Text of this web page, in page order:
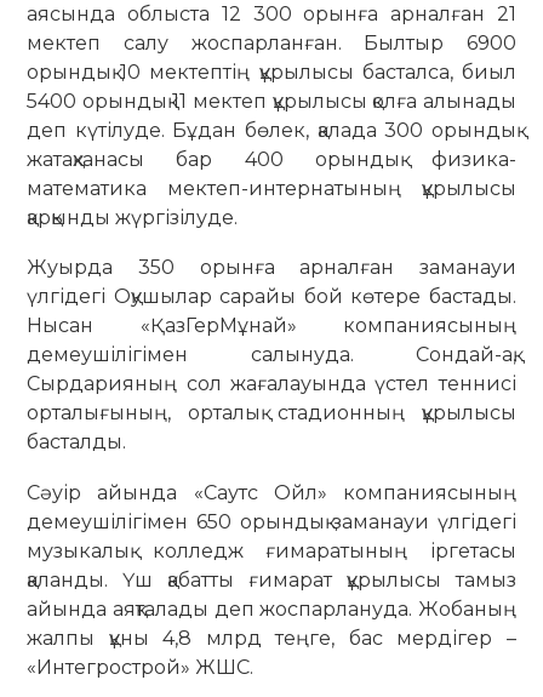
аясында облыста 12 300 орынға арналған 21
мектеп салу жоспарланған. Былтыр 6900
орындық 10 мектептің құрылысы басталса, биыл
5400 орындық 11 мектеп құрылысы қолға алынады
деп күтілуде. Бұдан бөлек, қалада 300 орындық
жатақханасы бар 400 орындық физика-
математика мектеп-интернатының құрылысы
қарқынды жүргізілуде.
Жуырда 350 орынға арналған заманауи
үлгідегі Оқушылар сарайы бой көтере бастады.
Нысан «ҚазГерМұнай» компаниясының
демеушілігімен салынуда. Сондай-ақ,
Сырдарияның сол жағалауында үстел теннисі
орталығының, орталық стадионның құрылысы
басталды.
Сәуір айында «Саутс Ойл» компаниясының
демеушілігімен 650 орындық заманауи үлгідегі
музыкалық колледж ғимаратының іргетасы
қаланды. Үш қабатты ғимарат құрылысы тамыз
айында аяқталады деп жоспарлануда. Жобаның
жалпы құны 4,8 млрд теңге, бас мердігер –
«Интегрострой» ЖШС.